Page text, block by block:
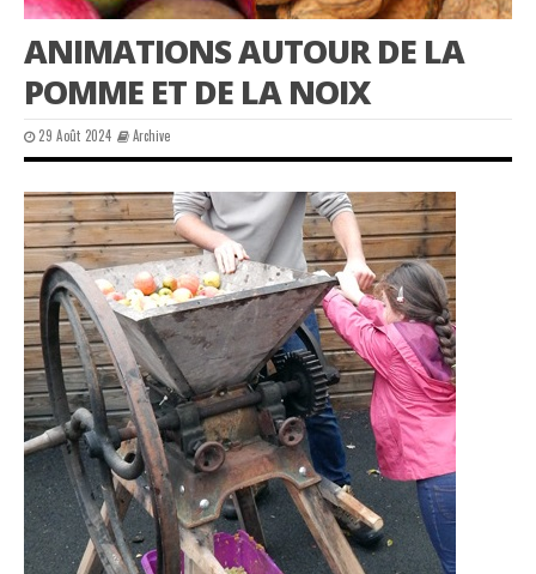
ANIMATIONS AUTOUR DE LA
POMME ET DE LA NOIX
29 Août 2024 Archive